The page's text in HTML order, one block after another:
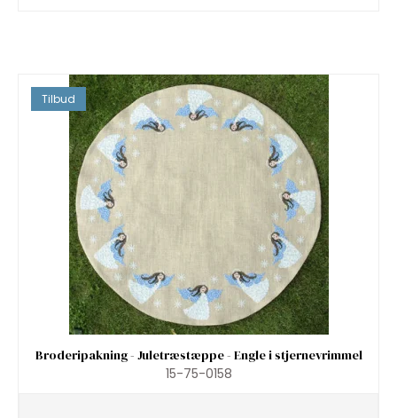
Tilbud
Broderipakning - Juletræstæppe - Engle i stjernevrimmel
15-75-0158